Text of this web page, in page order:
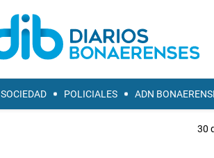
SOCIEDAD POLICIALES ADN
30